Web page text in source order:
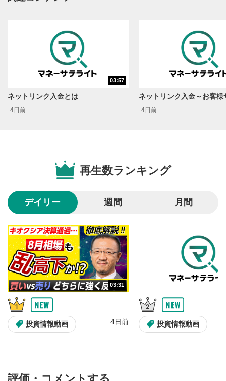
操作メニュー
動画再生エリアにマウスを乗せると表示されます。
再生/一時停止
動画を再生または一時停止します。
5
シークバー
再生位置を示しています。再生したい位置をクリック
するとその位置から動画が再生されます。
画質の選択/再生速度の変更ができます。
スライダーを上下すると音量が調整できます。
8
全画面表示
動画が全画面で表示されます。再度クリックすると元
のサイズに戻ります。
03:57
ネットリンク入金とは
4日前 4日前
再生数ランキング
デイリー 週間 月間
03:31
投資情報動画 4日前 投資情報動画